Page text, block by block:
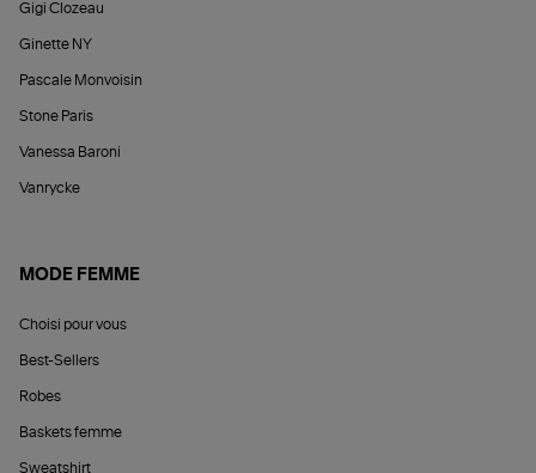
Gigi Clozeau
Ginette NY
Pascale Monvoisin
Stone Paris
Vanessa Baroni
Vanrycke
MODE FEMME
Choisi pour vous
Best-Sellers
Robes
Baskets femme
Sweatshirt